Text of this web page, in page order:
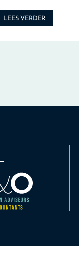
LEES VERDER